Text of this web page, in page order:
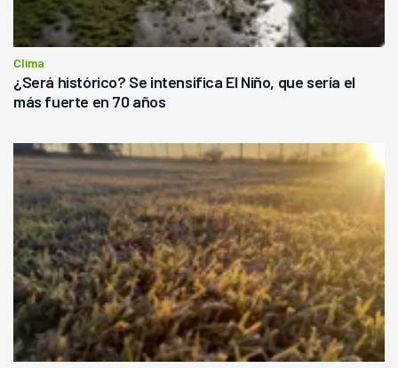
Clima
¿Será histórico? Se intensifica El Niño, que sería el
más fuerte en 70 años